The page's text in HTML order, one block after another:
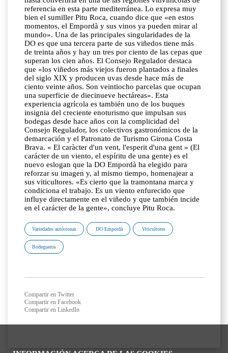
referencia en esta parte mediterránea. Lo expresa muy
bien el sumiller Pitu Roca, cuando dice que «en estos
momentos, el Empordà y sus vinos ya pueden mirar al
mundo». Una de las principales singularidades de la
DO es que una tercera parte de sus viñedos tiene más
de treinta años y hay un tres por ciento de las cepas que
superan los cien años. El Consejo Regulador destaca
que «los viñedos más viejos fueron plantados a finales
del siglo XIX y producen uvas desde hace más de
ciento veinte años. Son veintiocho parcelas que ocupan
una superficie de diecinueve hectáreas». Esta
experiencia agrícola es también uno de los buques
insignia del creciente enoturismo que impulsan sus
bodegas desde hace años con la complicidad del
Consejo Regulador, los colectivos gastronómicos de la
demarcación y el Patronato de Turismo Girona Costa
Brava. « El caràcter d'un vent, l'esperit d'una gent » (El
carácter de un viento, el espíritu de una gente) es el
nuevo eslogan que la DO Empordà ha elegido para
reforzar su imagen y, al mismo tiempo, homenajear a
sus viticultores. «Es cierto que la tramontana marca y
condiciona el trabajo. Es un viento enfurecido que
influye directamente en el viñedo y que también incide
en el carácter de la gente», concluye Pitu Roca.
Variedades autóctonas DO Empordà Viticultores
Bodegueros
Compartir en Twitter
Compartir en Facebook
Compartir en LinkedIn